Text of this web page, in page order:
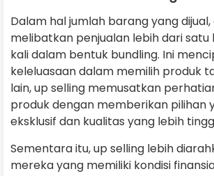
Dalam hal jumlah barang yang
melibatkan penjualan lebih dari satu
kali dalam bentuk bundling. Ini
keleluasaan dalam memilih produk
lain, up selling memusatkan
produk dengan memberikan pilihan
eksklusif dan kualitas yang lebih
Sementara itu, up selling lebih
mereka yang memiliki kondisi